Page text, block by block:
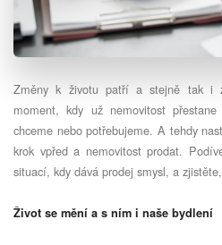
Změny k životu patří a stejně tak i
moment, kdy už nemovitost
chceme nebo potřebujeme. A tehdy
krok vpřed a nemovitost prodat.
situací, kdy dává prodej smysl, a
Život se mění a s ním i naše bydlení